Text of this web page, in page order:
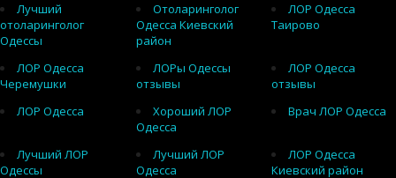
Лучший
отоларинголог
Одессы
Отоларинголог
Одесса Киевский
район
ЛОР Одесса
Таирово
ЛОР Одесса
Черемушки
ЛОРы Одессы
отзывы
ЛОР Одесса
отзывы
ЛОР Одесса
Хороший ЛОР
Одесса
Врач ЛОР Одесса
Лучший ЛОР
Одессы
Лучший ЛОР
Одесса
ЛОР Одесса
Киевский район